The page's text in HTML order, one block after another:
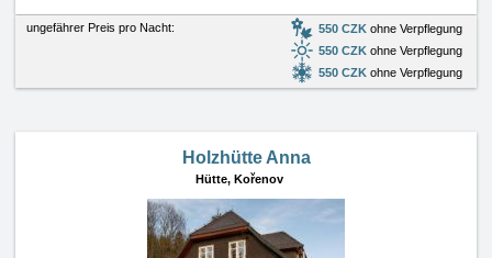
ungefährer Preis pro Nacht: 550 CZK ohne Verpflegung
550 CZK ohne Verpflegung
550 CZK ohne Verpflegung
Holzhütte Anna
Hütte, Kořenov